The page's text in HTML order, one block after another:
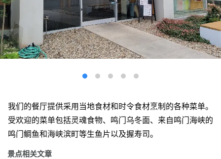
我们的餐厅提供采用当地食材和时令食材烹制的各种菜单。
受欢迎的菜单包括灵魂食物、鸣门乌冬面、来自鸣门海峡的
鸣门鲷鱼和海峡滨町等生鱼片以及握寿司。
景点相关文章